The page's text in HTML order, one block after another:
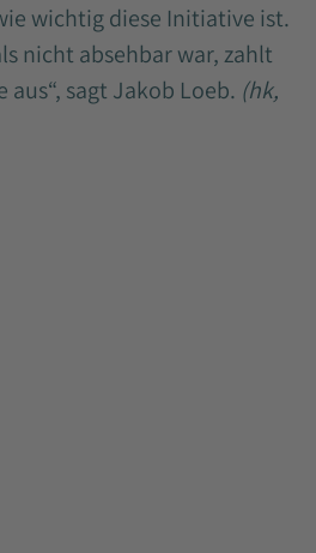
wichtig diese Initiative ist.
nicht absehbar war, zahlt
sagt Jakob Loeb. (hk,